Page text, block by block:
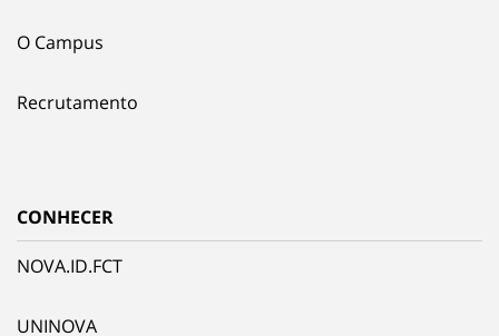
O Campus
Recrutamento
CONHECER
NOVA.ID.FCT
UNINOVA